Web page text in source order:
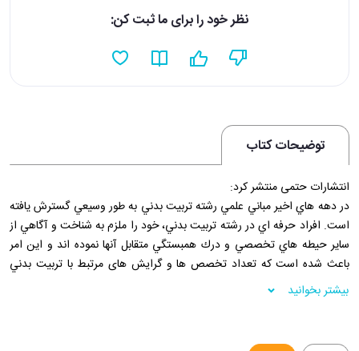
نظر خود را برای ما ثبت کن:
توضیحات کتاب
انتشارات حتمی منتشر کرد:
در دهه هاي اخير مباني علمي رشته تربيت بدني به طور وسيعي گسترش يافته
است. افراد حرفه اي در رشته تربيت بدني، خود را ملزم به شناخت و آگاهي از
ساير حيطه هاي تخصصي و درك همبستگي متقابل آنها نموده اند و اين امر
باعث شده است كه تعداد تخصص ها و گرایش های مرتبط با تربيت بدني
افزايش يابد.
فروشگاه اینترنتی 30بوک
بیشتر بخوانید